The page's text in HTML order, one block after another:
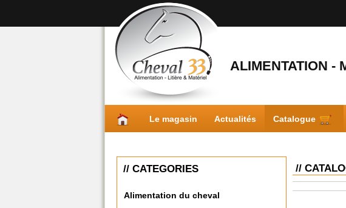
ALIMENTATION -
Le magasin Actualités Catalogue
// CATEGORIES
Alimentation du cheval
//